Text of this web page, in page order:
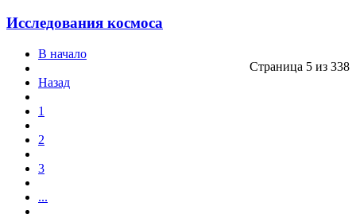
Исследования космоса
Страница 5 из 338
В начало
Назад
1
2
3
...